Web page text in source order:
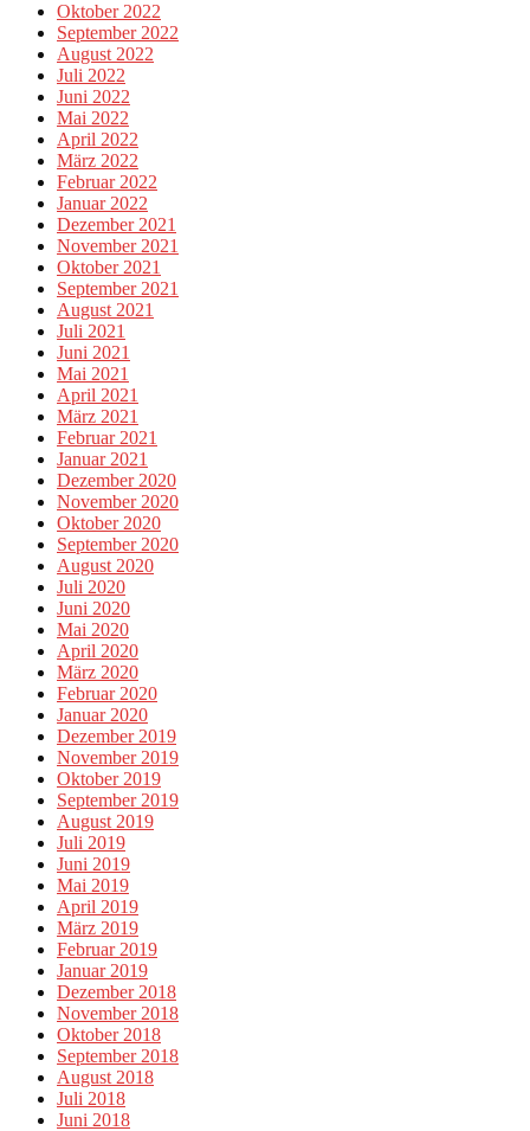
Oktober 2022
September 2022
August 2022
Juli 2022
Juni 2022
Mai 2022
April 2022
März 2022
Februar 2022
Januar 2022
Dezember 2021
November 2021
Oktober 2021
September 2021
August 2021
Juli 2021
Juni 2021
Mai 2021
April 2021
März 2021
Februar 2021
Januar 2021
Dezember 2020
November 2020
Oktober 2020
September 2020
August 2020
Juli 2020
Juni 2020
Mai 2020
April 2020
März 2020
Februar 2020
Januar 2020
Dezember 2019
November 2019
Oktober 2019
September 2019
August 2019
Juli 2019
Juni 2019
Mai 2019
April 2019
März 2019
Februar 2019
Januar 2019
Dezember 2018
November 2018
Oktober 2018
September 2018
August 2018
Juli 2018
Juni 2018